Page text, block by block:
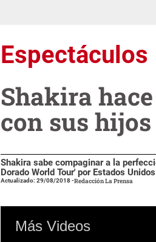
Espectáculos
Shakira
con sus hijos
Shakira sabe compaginar a la
Dorado World Tour' por Estados Unidos
Actualizado: 29/08/2018-Redacción La Prensa
Más Videos